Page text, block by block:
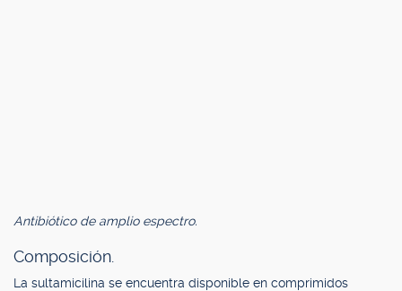
Antibiótico de amplio espectro.
Composición.
La sultamicilina se encuentra disponible en comprimidos